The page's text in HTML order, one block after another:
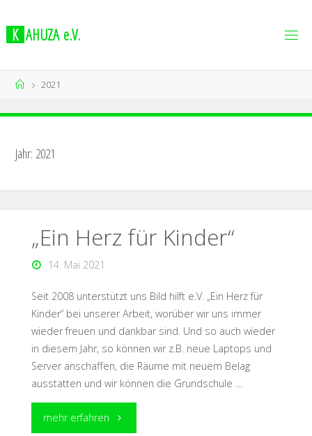
K AHUZA e.V.
2021
Jahr: 2021
„Ein Herz für Kinder“
14. Mai 2021
Seit 2008 unterstützt uns Bild hilft e.V. „Ein Herz für
Kinder“ bei unserer Arbeit, worüber wir uns immer
wieder freuen und dankbar sind. Und so auch wieder
in diesem Jahr, so können wir z.B. neue Laptops und
Server anschaffen, die Räume mit neuem Belag
ausstatten und wir können die Grundschule …
mehr erfahren